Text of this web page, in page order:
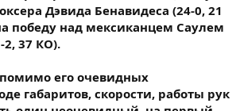
Дэвида Бенавидеса (24-0, 21
победу над мексиканцем Саулем
2, 37 КО).
его очевидных
габаритов, скорости, работы рук